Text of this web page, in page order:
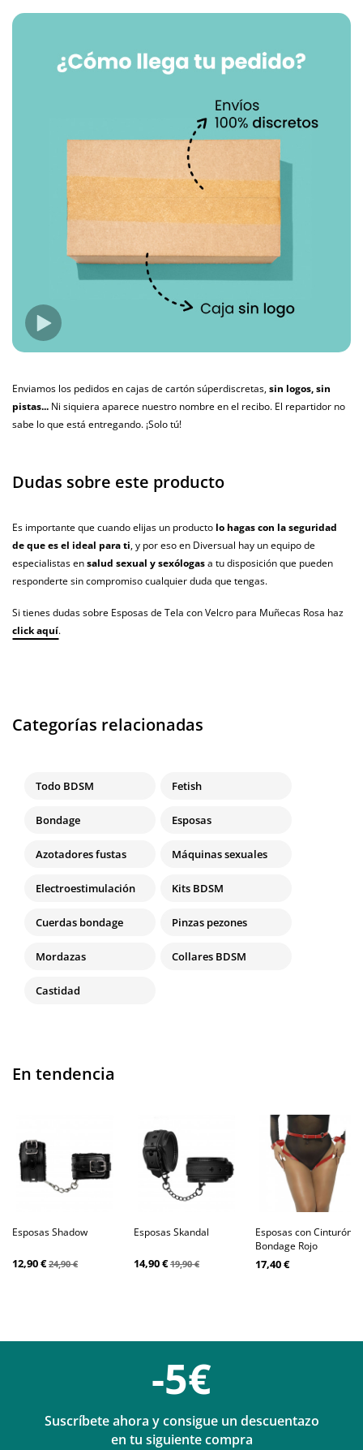
Enviamos los pedidos en cajas de cartón súperdiscretas,sin logos, sin
pistas... Ni siquiera aparece nuestro nombre en el recibo. El repartidor no
sabe lo que está entregando. ¡Solo tú!
Dudas sobre este producto
Es importante que cuando elijas un producto lo hagas con la seguridad
de que es el ideal para ti, y por eso en Diversual hay un equipo de
especialistas ensalud sexual y sexólogasa tu disposición que pueden
responderte sin compromiso cualquier duda que tengas.
Si tienes dudas sobre Esposas de Tela con Velcro para Muñecas Rosa haz
click aquí.
Categorías relacionadas
Todo BDSM Fetish
Bondage Esposas
Azotadores fustas Máquinas sexuales
Electroestimulación Kits BDSM
Cuerdas bondage Pinzas pezones
Mordazas Collares BDSM
Castidad
En tendencia
Esposas Shadow
12,90 €24,90 €
Esposas Skandal
14,90 €19,90 €
Esposas con Cinturón
Bondage Rojo
17,40 €
-5€
Suscríbete ahora y consigue un descuentazo
en tu siguiente compra